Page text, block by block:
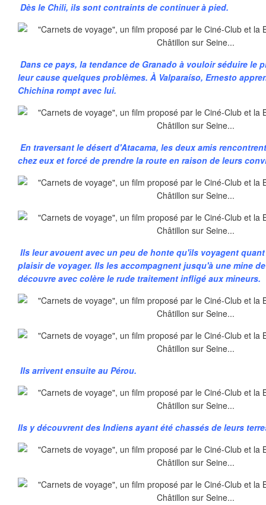
Dès le Chili, ils sont contraints de continuer à pied.
Dans ce pays, la tendance de Granado à vouloir séduire le
leur cause quelques problèmes. À Valparaíso, Ernesto
Chichina rompt avec lui.
En traversant le désert d'Atacama, les deux amis
chez eux et forcé de prendre la route en raison de leurs
Ils leur avouent avec un peu de honte qu'ils voyagent
plaisir de voyager. Ils les accompagnent jusqu'à une mine
découvre avec colère le rude traitement infligé aux mineurs.
Ils arrivent ensuite au Pérou.
Ils y découvrent des Indiens ayant été chassés de leurs